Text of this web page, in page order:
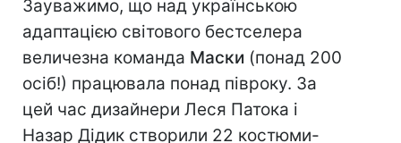
Зауважимо, що над українською
адаптацією світового бестселера
величезна команда Маски (понад 200
осіб!) працювала понад півроку. За
цей час дизайнери Леся Патока і
Назар Дідик створили 22 костюми-